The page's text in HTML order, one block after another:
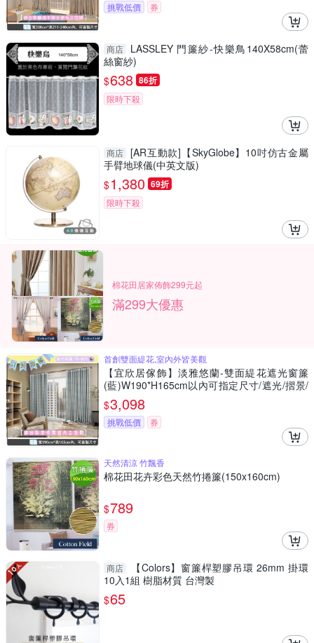
挑戰低價 券
商店
LASSLEY 門簾紗-快樂鳥140X58cm(蕾
絲窗紗)
$638 86折
限時下殺
商店 [AR互動款]【SkyGlobe】10吋仿古金屬
手臂地球儀(中英文版)
$1,380 69折
限時下殺
棉花田居家佈飾299元起
滿299大優惠
首創雙面緹花,室內外皆美觀
【宜欣居傢飾】淡雅悠蘭-雙面緹花遮光窗簾
(藍)W190*H165cm以內可指定尺寸/遮光/摺景/
半腰/窗簾/台灣製MIT
$3,098
挑戰低價 券
天然清涼 竹飄香
棉花田花卉彩色天然竹捲簾(150x160cm)
$789
券
商店
【Colors】窗簾桿塑膠吊環 26mm 掛環
10入1組 樹脂材質 台灣製
$65